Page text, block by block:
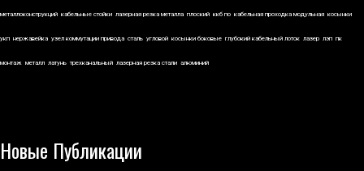
металлоконструкций кабельные стойки лазерная резка металла плоский ккб по кабельная проходка модульная косынки
укп нержавейка узел коммутации привода сталь угловой косынки боковые глубокий кабельный лоток лазер лэп пк
монтаж металл латунь трехканальный лазерная резка стали алюминий
Новые Публикации